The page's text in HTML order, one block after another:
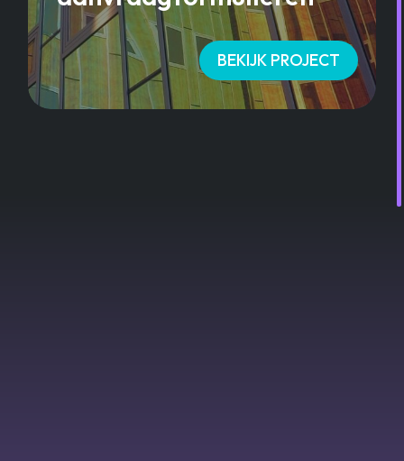
BEKIJK PROJECT